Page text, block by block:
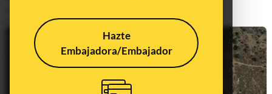
Hazte
Embajadora/Embajador
Actualizado elJun 5, 2023, 12:36:00 PM